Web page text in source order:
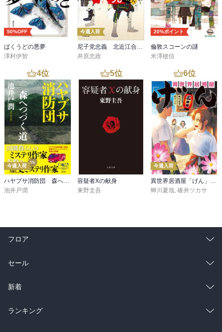
50%OFF
ばくうどの悪夢
澤村伊智
今週入荷
尼子党忠義 北近江合戦心得〈八〉
井原忠政
20%ポイント
倫敦スコーンの謎
米澤穂信
4位
今週入荷
池井戸潤
5位
容疑者Xの献身
東野圭吾
6位
今週入荷
蝉川夏哉 碓井ツカサ
フロア
総合
ラノベ
雑誌・グラビア
セール
総合
ラノベ
新着
総合
ランキング